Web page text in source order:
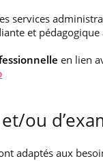
services
et pédagogique
en lien
ou
adaptés aux